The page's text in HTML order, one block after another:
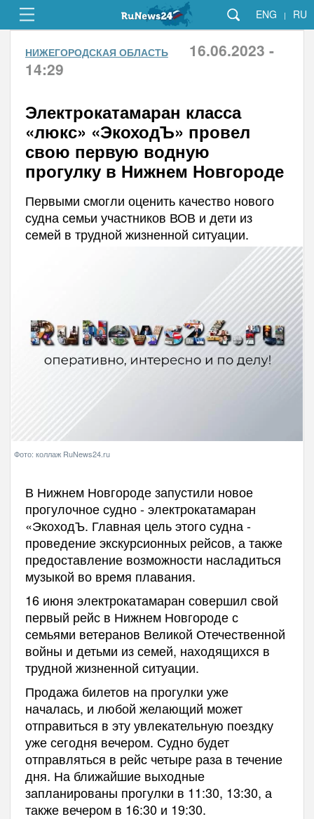
ENG | RU
НИЖЕГОРОДСКАЯ ОБЛАСТЬ
16.06.2023 -
14:29
Электрокатамаран класса
«люкс» «ЭкоходЪ» провел
свою первую водную
прогулку в Нижнем Новгороде
Первыми смогли оценить качество нового
судна семьи участников ВОВ и дети из
семей в трудной жизненной ситуации.
Фото: коллаж RuNews24.ru
В Нижнем Новгороде запустили новое
прогулочное судно - электрокатамаран
«ЭкоходЪ. Главная цель этого судна -
проведение экскурсионных рейсов, а также
предоставление возможности насладиться
музыкой во время плавания.
16 июня электрокатамаран совершил свой
первый рейс в Нижнем Новгороде с
семьями ветеранов Великой Отечественной
войны и детьми из семей, находящихся в
трудной жизненной ситуации.
Продажа билетов на прогулки уже
началась, и любой желающий может
отправиться в эту увлекательную поездку
уже сегодня вечером. Судно будет
отправляться в рейс четыре раза в течение
дня. На ближайшие выходные
запланированы прогулки в 11:30, 13:30, а
также вечером в 16:30 и 19:30.